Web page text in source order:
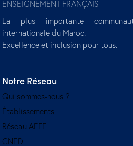
ENSEIGNEMENT FRANÇAIS
La plus importante
internationale du Maroc.
Excellence et inclusion pour tous.
Notre Réseau
Qui sommes-nous ?
Établissements
Réseau AEFE
CNED